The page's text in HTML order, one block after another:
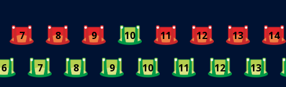
7 8 9 10 11 12 13 14
6 7 8 9 10 11 12 13